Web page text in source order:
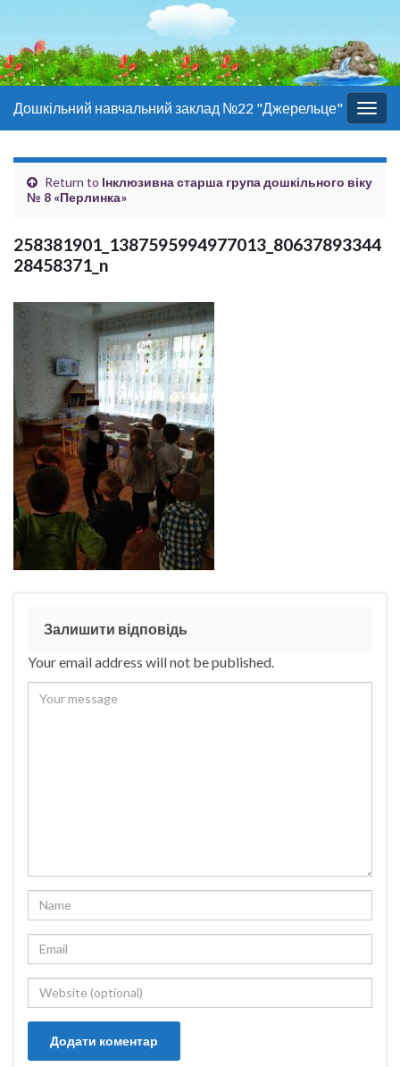
Дошкільний навчальний заклад №22 "Джерельце"
Return to Інклюзивна старша група дошкільного віку
№ 8 «Перлинка»
258381901_1387595994977013_80637893344
28458371_n
Залишити відповідь
Your email address will not be published.